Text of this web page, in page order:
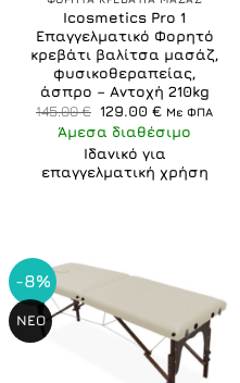
Icosmetics Pro 1
Επαγγελματικό Φορητό
κρεβάτι βαλίτσα μασάζ,
φυσικοθεραπείας,
άσπρο – Αντοχή 210kg
145.00€ Original
price
was:
145.00 €.
129.00€ Η
τιμή
είναι:
129.00 €.
Με ΦΠΑ
Άμεσα διαθέσιμο
Ιδανικό για
επαγγελματική χρήση
-8%
ΝΕΟ